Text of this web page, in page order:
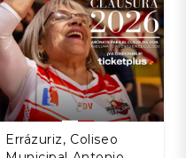
Errázuriz, Coliseo